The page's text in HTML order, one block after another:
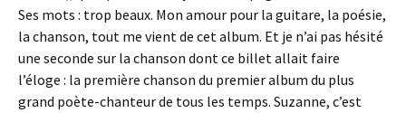
Ses mots : trop beaux. Mon amour pour la guitare, la poésie,
la chanson, tout me vient de cet album. Et je n’ai pas hésité
une seconde sur la chanson dont ce billet allait faire
l’éloge : la première chanson du premier album du plus
grand poète-chanteur de tous les temps. Suzanne, c’est